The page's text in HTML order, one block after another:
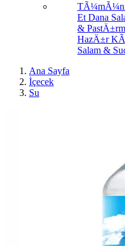
Et Dana
&
HazÄ±r
Salam &
Ana Sayfa
İçecek
Su